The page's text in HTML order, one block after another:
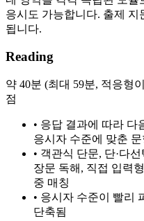
응시도 가능합니다. 출제 지
됩니다.
Reading
약 40분 (최대 59분, 적응형
점
• 응답 결과에 따라
응시자 수준에 맞춘 문
• 객관식 단문, 단·다
장문 독해, 직접 입력
중 매칭
• 응시자 수준이 빨리
단축됨